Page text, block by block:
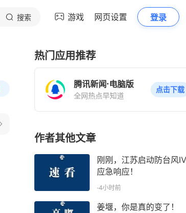
搜索 游戏 网页设置 登录
热门应用推荐
腾讯新闻·电脑版
全网热点早知道
点击下载
作者其他文章
刚刚，江苏启动防台风
应急响应！
-4小时前
姜堰，你是真的变了！